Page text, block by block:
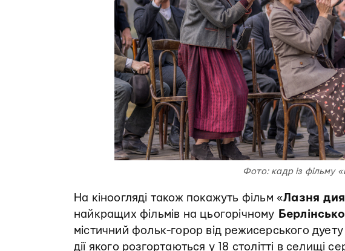
Фото: кадр із фільму
На кіноогляді також покажуть фільм «Лазня
найкращих фільмів на цьогорічному
містичний фольк-горор від режисерського
дії якого розгортаються у 18 столітті в селищі